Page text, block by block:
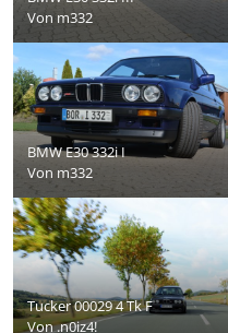
Vonm332
BMW E30 332i I
Von m332
Tucker 00029 4 Tk F
Von.n0iz4!